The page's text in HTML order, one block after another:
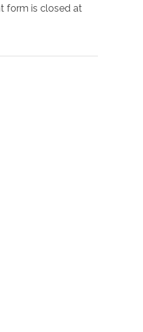
form is closed at